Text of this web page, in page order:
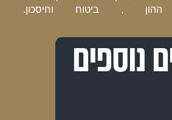
, ביטוח וחיסכון.
נוספים